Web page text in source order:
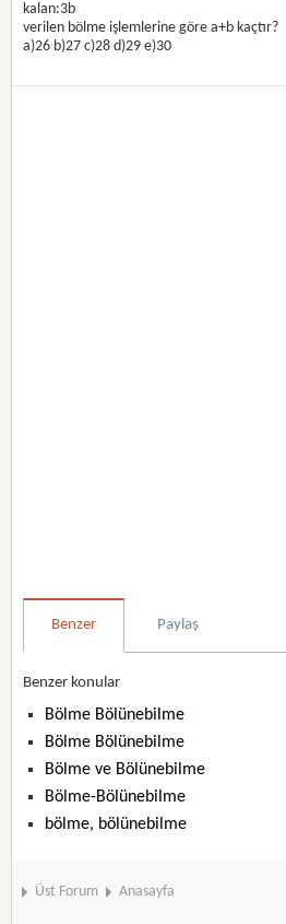
kalan:3b
verilen bölme işlemlerine göre a+b kaçtır?
a)26 b)27 c)28 d)29 e)30
Benzer Paylaş
Benzer konular
Bölme Bölünebilme
Bölme Bölünebilme
Bölme ve Bölünebilme
Bölme-Bölünebilme
bölme, bölünebilme
Üst Forum Anasayfa